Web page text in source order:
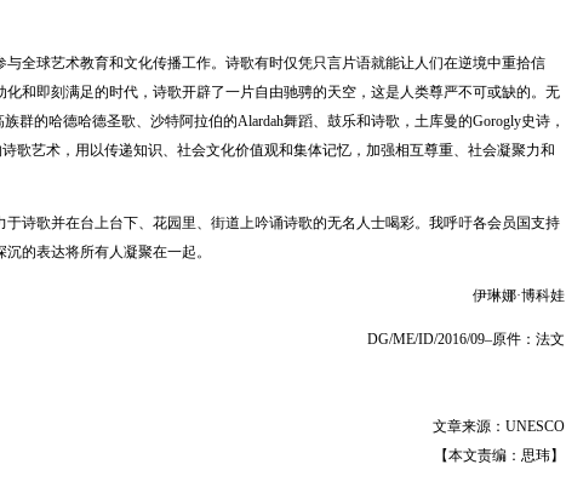
球艺术教育和文化传播工作。诗歌有时仅凭只言片语就能让人们在逆境中重拾信
和即刻满足的时代，诗歌开辟了一片自由驰骋的天空，这是人类尊严不可或缺的。无
群的哈德哈德圣歌、沙特阿拉伯的Alardah舞蹈、鼓乐和诗歌，土库曼的Gorogly史诗，
歌艺术，用以传递知识、社会文化价值观和集体记忆，加强相互尊重、社会凝聚力和
歌并在台上台下、花园里、街道上吟诵诗歌的无名人士喝彩。我呼吁各会员国支持
的表达将所有人凝聚在一起。
伊琳娜·博科娃
DG/ME/ID/2016/09–原件：法文
文章来源：UNESCO
【本文责编：思玮】